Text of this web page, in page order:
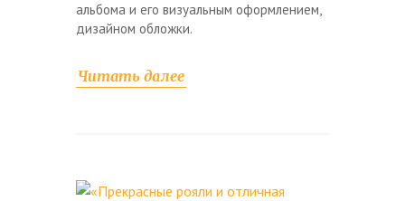
альбома и его визуальным оформлением,
дизайном обложки.
Читать далее